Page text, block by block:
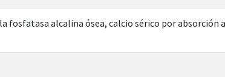
fosfatasa alcalina ósea, calcio sérico por absorción